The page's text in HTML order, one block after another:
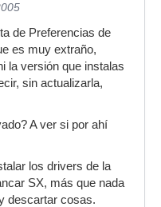
de Preferencias de
es muy extraño,
la versión que instalas
sin actualizarla,
A ver si por ahí
los drivers de la
SX, más que nada
descartar cosas.